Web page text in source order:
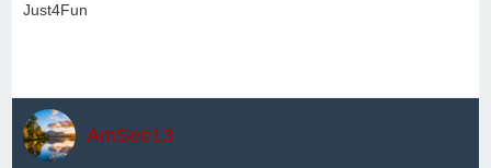
Just4Fun
AmSee13